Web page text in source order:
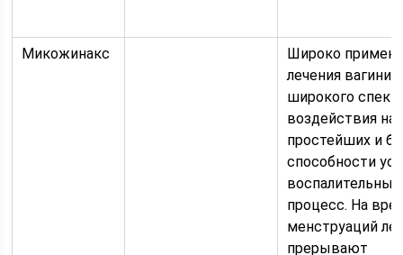
Микожинакс
Широко
лечения
широкого
воздействия на
простейших и
способности
воспалительный
процесс. На
менструаций
прерывают